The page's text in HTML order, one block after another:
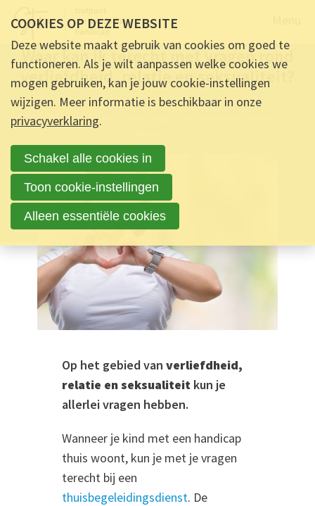
Waar kan ik terecht met vragen rond
verliefdheid, relatie en seksualiteit?
Ontmoet & Deel
Waar kan ik terecht met vragen rond verliefdheid, relatie en
Op het gebied van verliefdheid,
relatie en seksualiteit kun je
allerlei vragen hebben.
Wanneer je kind met een handicap
thuis woont, kun je met je vragen
terecht bij een
thuisbegeleidingsdienst. De
COOKIES OP DEZE WEBSITE
Deze website maakt gebruik van cookies om goed te
functioneren. Als je wilt aanpassen welke cookies we
mogen gebruiken, kan je jouw cookie-instellingen
wijzigen. Meer informatie is beschikbaar in onze
privacyverklaring.
Schakel alle cookies in
Toon cookie-instellingen
Alleen essentiële cookies